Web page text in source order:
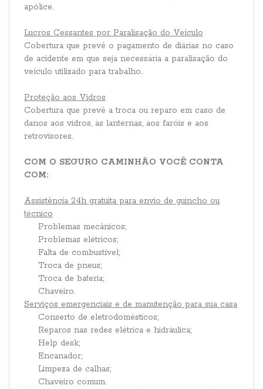
apólice.
Lucros Cessantes por Paralisação do Veículo
Cobertura que prevê o pagamento de diárias no caso
de acidente em que seja necessária a paralisação do
veículo utilizado para trabalho.
Proteção aos Vidros
Cobertura que prevê a troca ou reparo em caso de
danos aos vidros, às lanternas, aos faróis e aos
retrovisores.
COM O SEGURO CAMINHÃO VOCÊ CONTA
COM:
Assistência 24h gratuita para envio de guincho ou
técnico
Problemas mecânicos;
Problemas elétricos;
Falta de combustível;
Troca de pneus;
Troca de bateria;
Chaveiro.
Serviços emergenciais e de manutenção para sua casa
Conserto de eletrodomésticos;
Reparos nas redes elétrica e hidráulica;
Help desk;
Encanador;
Limpeza de calhas;
Chaveiro comum.